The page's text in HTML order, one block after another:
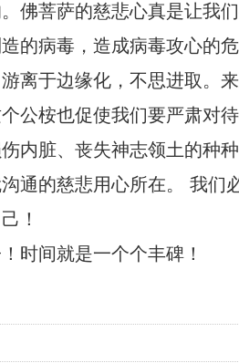
佛菩萨的慈悲心真是让我们
的病毒，造成病毒攻心的
离于边缘化，不思进取。
公桉也促使我们要严肃对
内脏、丧失神志领土的种
通的慈悲用心所在。 我们
！
时间就是一个个丰碑！